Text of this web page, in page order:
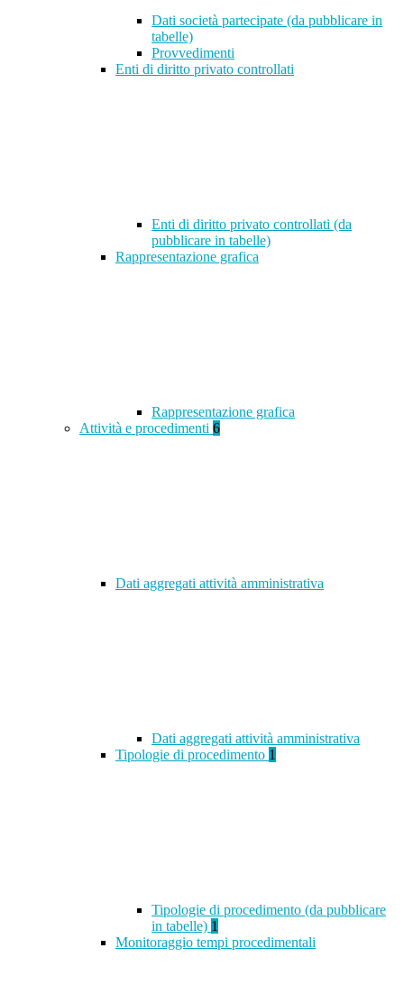
Dati società partecipate (da pubblicare in
tabelle)
Provvedimenti
Enti di diritto privato controllati
Enti di diritto privato controllati (da
pubblicare in tabelle)
Rappresentazione grafica
Rappresentazione grafica
Attività e procedimenti 6
Dati aggregati attività amministrativa
Dati aggregati attività amministrativa
Tipologie di procedimento 1
Tipologie di procedimento (da pubblicare
in tabelle) 1
Monitoraggio tempi procedimentali